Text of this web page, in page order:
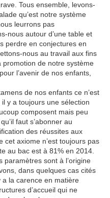
Tous ensemble, levons-
qu’est notre système
leurrons pas
nous autour d’une table et
perdre en conjectures en
nous au travail aux fins
promotion de notre système
l’avenir de nos enfants,
de nos enfants ce n’est
il y a toujours une sélection
composent mais peu
faut s’abonner au
des réussites aux
cet axiome n’est toujours pas
au bac est à 81% en 2014.
paramètres sont à l’origine
dans quelques cas cités
a la carence en matière
d’accueil qui ne